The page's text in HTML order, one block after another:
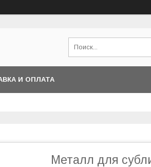
И ОПЛАТА
Металл для